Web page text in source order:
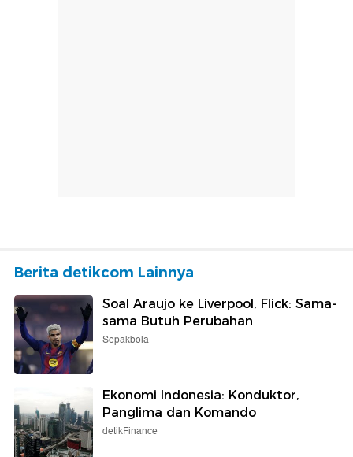
Berita detikcom Lainnya
Soal Araujo ke Liverpool, Flick: Sama-
sama Butuh Perubahan
Sepakbola
Ekonomi Indonesia: Konduktor,
Panglima dan Komando
detikFinance